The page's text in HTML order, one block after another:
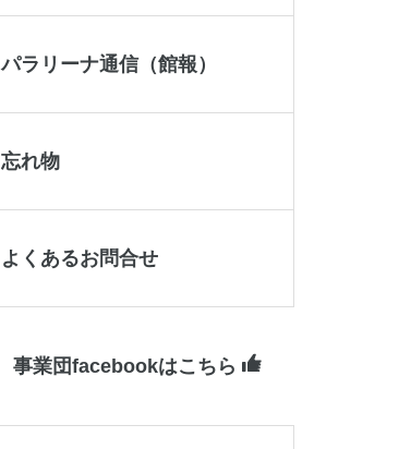
パラリーナ通信（館報）
忘れ物
よくあるお問合せ
事業団facebookはこちら